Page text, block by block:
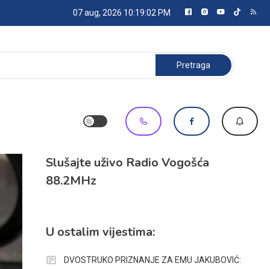
07 aug, 2026 10:19:03 PM
Pretraga:
Slušajte uživo Radio Vogošća
88.2MHz
U ostalim vijestima:
DVOSTRUKO PRIZNANJE ZA EMU JAKUBOVIĆ: